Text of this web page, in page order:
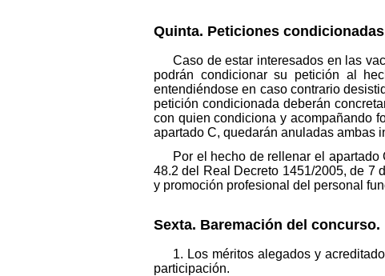
Quinta. Peticiones
Caso de estar interesados en las
podrán condicionar su petición al
entendiéndose en caso contrario
petición condicionada deberán
con quien condiciona y acompañando
apartado C, quedarán anuladas ambas
Por el hecho de rellenar el
48.2 del Real Decreto 1451/2005, de 7
y promoción profesional del personal
Sexta. Baremación del concurso.
1. Los méritos alegados y
participación.